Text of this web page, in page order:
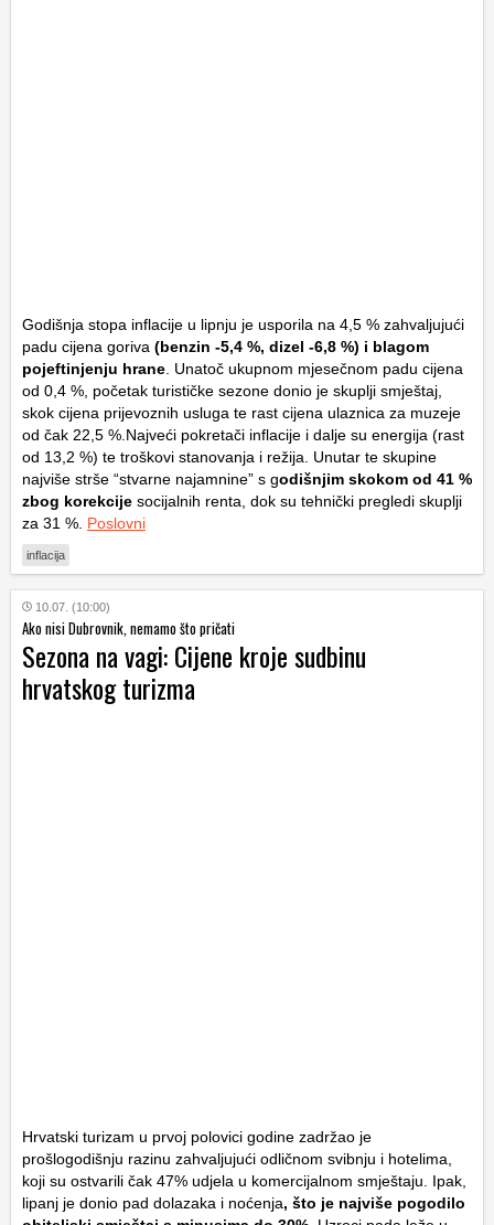
Godišnja stopa inflacije u lipnju je usporila na 4,5 % zahvaljujući
padu cijena goriva (benzin -5,4 %, dizel -6,8 %) i blagom
pojeftinjenju hrane . Unatoč ukupnom mjesečnom padu cijena
od 0,4 %, početak turističke sezone donio je skuplji smještaj,
skok cijena prijevoznih usluga te rast cijena ulaznica za muzeje
od čak 22,5 %.Najveći pokretači inflacije i dalje su energija (rast
od 13,2 %) te troškovi stanovanja i režija. Unutar te skupine
najviše strše “stvarne najamnine” s godišnjim skokom od 41 %
zbog korekcije socijalnih renta, dok su tehnički pregledi skuplji
za 31 %. Poslovni
inflacija
10.07. (10:00)
Ako nisi Dubrovnik, nemamo što pričati
Sezona na vagi: Cijene kroje sudbinu
hrvatskog turizma
Hrvatski turizam u prvoj polovici godine zadržao je
prošlogodišnju razinu zahvaljujući odličnom svibnju i hotelima,
koji su ostvarili čak 47% udjela u komercijalnom smještaju. Ipak,
lipanj je donio pad dolazaka i noćenja, što je najviše pogodilo